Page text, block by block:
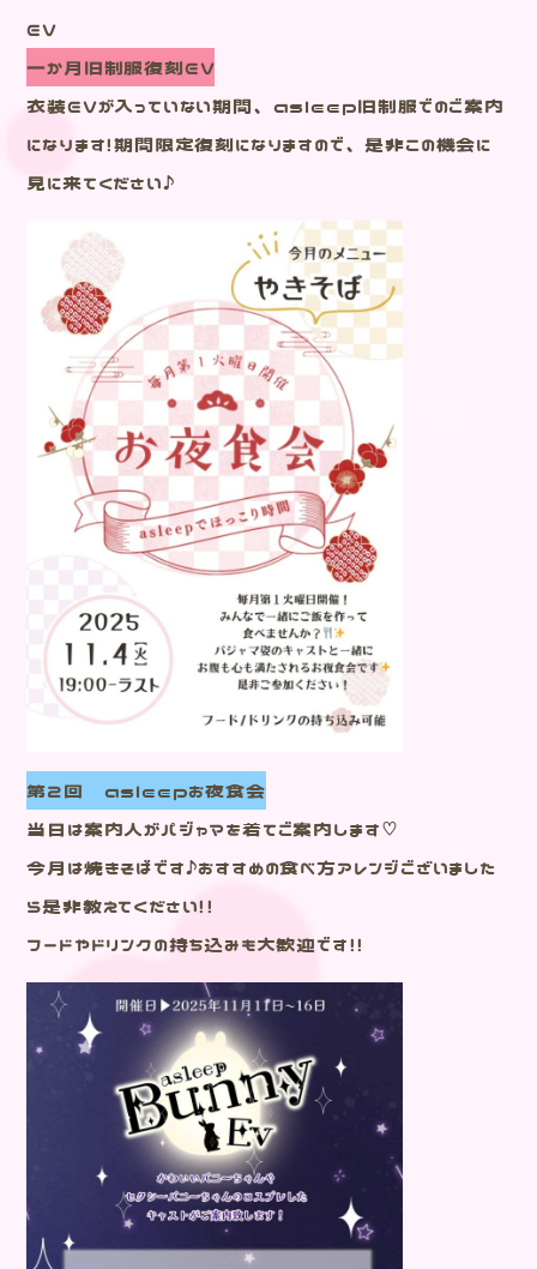
EV
一か月旧制服復刻EV
衣装EVが入っていない期間、asleep旧制服でのご案内
になります！期間限定復刻になりますので、是非この機会に
見に来てください♪
第２回 asleepお夜食会
当日は案内人がパジャマを着てご案内します♡
今月は焼きそばです♪おすすめの食べ方アレンジございました
ら是非教えてください！！
フードやドリンクの持ち込みも大歓迎です！！